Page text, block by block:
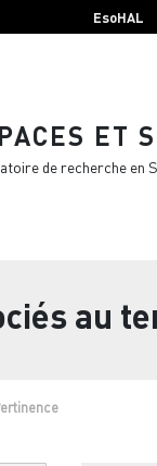
EsoHAL
ET
de recherche en
au